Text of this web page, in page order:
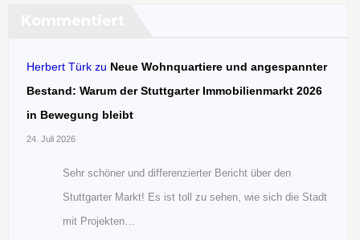
Herbert Türk zu Neue Wohnquartiere und angespannter
Bestand: Warum der Stuttgarter Immobilienmarkt 2026
in Bewegung bleibt
24. Juli 2026
Sehr schöner und differenzierter Bericht über den
Stuttgarter Markt! Es ist toll zu sehen, wie sich die Stadt
mit Projekten…